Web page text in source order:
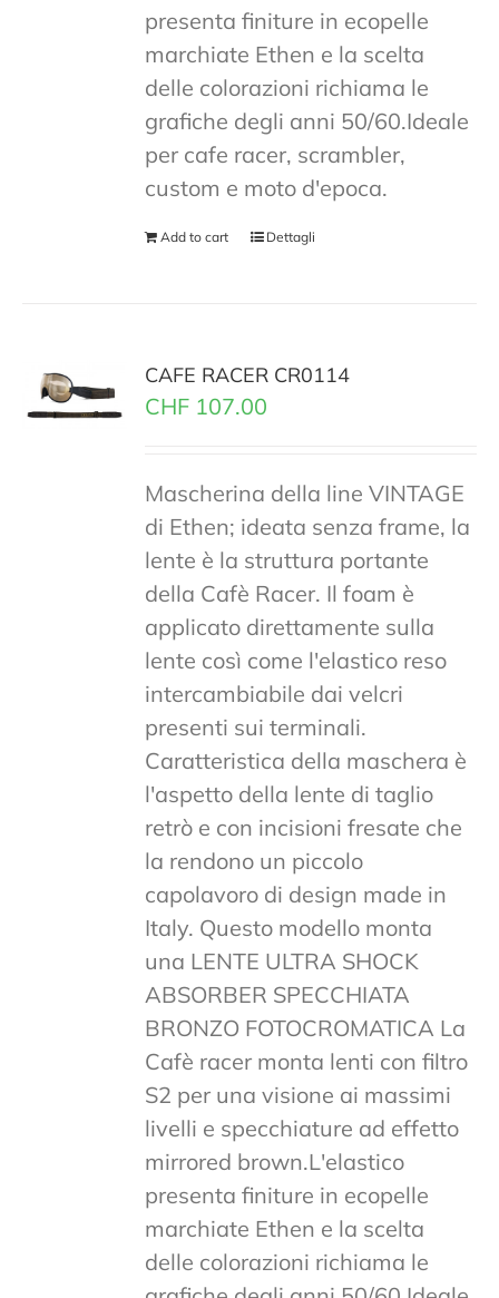
presenta finiture in ecopelle
marchiate Ethen e la scelta
delle colorazioni richiama le
grafiche degli anni 50/60.Ideale
per cafe racer, scrambler,
custom e moto d'epoca.
Add to cart Dettagli
CAFE RACER CR0114
CHF 107.00
Mascherina della line VINTAGE
di Ethen; ideata senza frame, la
lente è la struttura portante
della Cafè Racer. Il foam è
applicato direttamente sulla
lente così come l'elastico reso
intercambiabile dai velcri
presenti sui terminali.
Caratteristica della maschera è
l'aspetto della lente di taglio
retrò e con incisioni fresate che
la rendono un piccolo
capolavoro di design made in
Italy. Questo modello monta
una LENTE ULTRA SHOCK
ABSORBER SPECCHIATA
BRONZO FOTOCROMATICA La
Cafè racer monta lenti con filtro
S2 per una visione ai massimi
livelli e specchiature ad effetto
mirrored brown.L'elastico
presenta finiture in ecopelle
marchiate Ethen e la scelta
delle colorazioni richiama le